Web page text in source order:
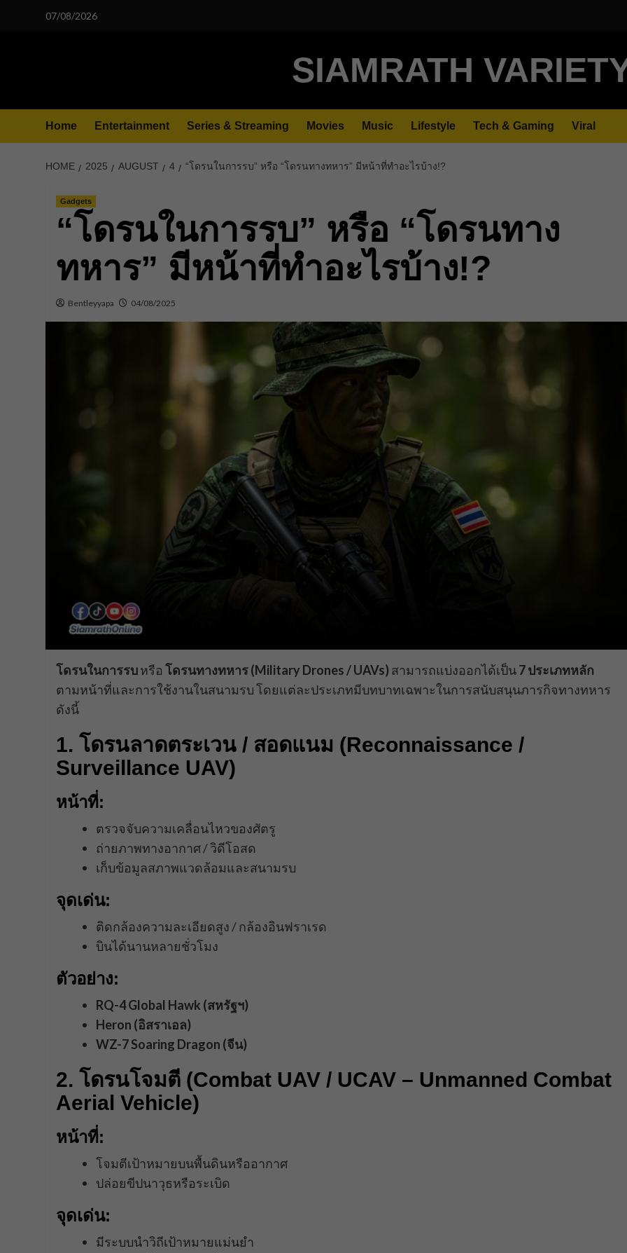
07/08/2026
SIAMRATH
Home Entertainment Series & Streaming Movies Music Lifestyle Tech & Gaming Viral
HOME 2025 AUGUST 4 “โดรนในการรบ” หรือ “โดรนทางทหาร” มีหน้าที่ทำอะไรบ้าง!?
Gadgets
“โดรนในการรบ” หรือ “โดรนทาง
ทหาร” มีหน้าที่ทำอะไรบ้าง!?
Bentleyyapa 04/08/2025
โดรนในการรบหรือ โดรนทางทหาร (Military Drones / UAVs) สามารถแบ่งออกได้เป็น7 ประเภทหลัก
ตามหน้าที่และการใช้งานในสนามรบ โดยแต่ละประเภทมีบทบาทเฉพาะในการสนับสนุนภารกิจทางทหาร
ดังนี้
1. โดรนลาดตระเวน / สอดแนม (Reconnaissance /
Surveillance UAV)
หน้าที่:
ตรวจจับความเคลื่อนไหวของศัตรู
ถ่ายภาพทางอากาศ / วิดีโอสด
เก็บข้อมูลสภาพแวดล้อมและสนามรบ
จุดเด่น:
ติดกล้องความละเอียดสูง / กล้องอินฟราเรด
บินได้นานหลายชั่วโมง
ตัวอย่าง:
RQ-4 Global Hawk (สหรัฐฯ)
Heron (อิสราเอล)
WZ-7 Soaring Dragon (จีน)
2. โดรนโจมตี (Combat UAV / UCAV – Unmanned Combat
Aerial Vehicle)
หน้าที่:
โจมตีเป้าหมายบนพื้นดินหรืออากาศ
ปล่อยขีปนาวุธหรือระเบิด
จุดเด่น:
มีระบบนำวิถีเป้าหมายแม่นยำ